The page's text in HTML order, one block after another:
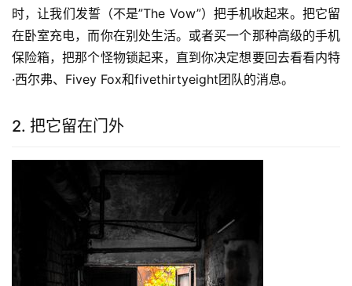
时，让我们发誓（不是”The Vow”）把手机收起来。把它留
在卧室充电，而你在别处生活。或者买一个那种高级的手机
保险箱，把那个怪物锁起来，直到你决定想要回去看看内特
·西尔弗、Fivey Fox和fivethirtyeight团队的消息。
2. 把它留在门外